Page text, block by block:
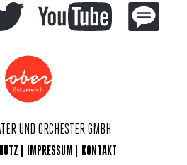
UND ORCHESTER GMBH
IMPRESSUM KONTAKT